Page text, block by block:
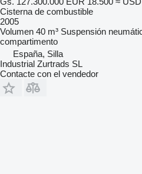
Cisterna de combustible
2005
Volumen 40 m³ Suspensión
compartimento
España, Silla
Industrial Zurtrads SL
Contacte con el vendedor